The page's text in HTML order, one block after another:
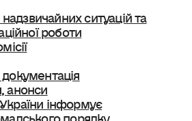
надзвичайних ситуацій та
роботи
анонси
інформує
порядку